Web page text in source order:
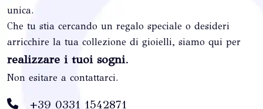
unica.
Che tu stia cercando un regalo speciale o desideri
arricchire la tua collezione di gioielli, siamo qui per
realizzare i tuoi sogni.
Non esitare a contattarci.
+39 0331 1542871